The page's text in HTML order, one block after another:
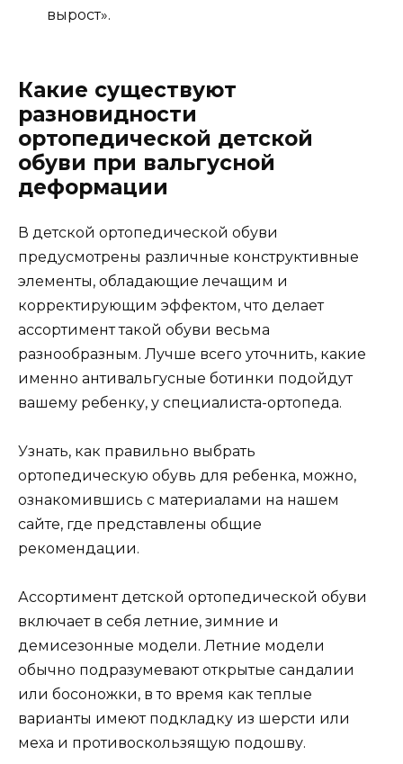
вырост».
Какие существуют
разновидности
ортопедической детской
обуви при вальгусной
деформации
В детской ортопедической обуви
предусмотрены различные конструктивные
элементы, обладающие лечащим и
корректирующим эффектом, что делает
ассортимент такой обуви весьма
разнообразным. Лучше всего уточнить, какие
именно антивальгусные ботинки подойдут
вашему ребенку, у специалиста-ортопеда.
Узнать, как правильно выбрать
ортопедическую обувь для ребенка, можно,
ознакомившись с материалами на нашем
сайте, где представлены общие
рекомендации.
Ассортимент детской ортопедической обуви
включает в себя летние, зимние и
демисезонные модели. Летние модели
обычно подразумевают открытые сандалии
или босоножки, в то время как теплые
варианты имеют подкладку из шерсти или
меха и противоскользящую подошву.